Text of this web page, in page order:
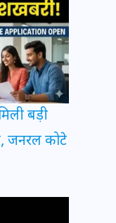
बड़ी
जनरल कोटे